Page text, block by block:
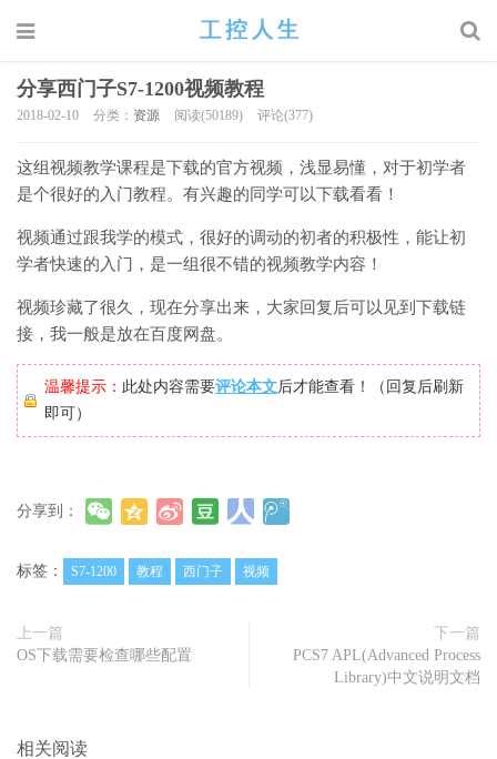
分享西门子S7-1200视频教程
2018-02-10 分类： 资源 阅读(50189) 评论(377)
这组视频教学课程是下载的官方视频，浅显易懂，对于初学者
是个很好的入门教程。有兴趣的同学可以下载看看！
视频通过跟我学的模式，很好的调动的初者的积极性，能让初
学者快速的入门，是一组很不错的视频教学内容！
视频珍藏了很久，现在分享出来，大家回复后可以见到下载链
接，我一般是放在百度网盘。
温馨提示： 此处内容需要评论本文后才能查看！（回复后刷新
即可）
分享到：
标签： S7-1200 教程 西门子 视频
上一篇
OS下载需要检查哪些配置
下一篇
PCS7 APL(Advanced Process
Library)中文说明文档
相关阅读